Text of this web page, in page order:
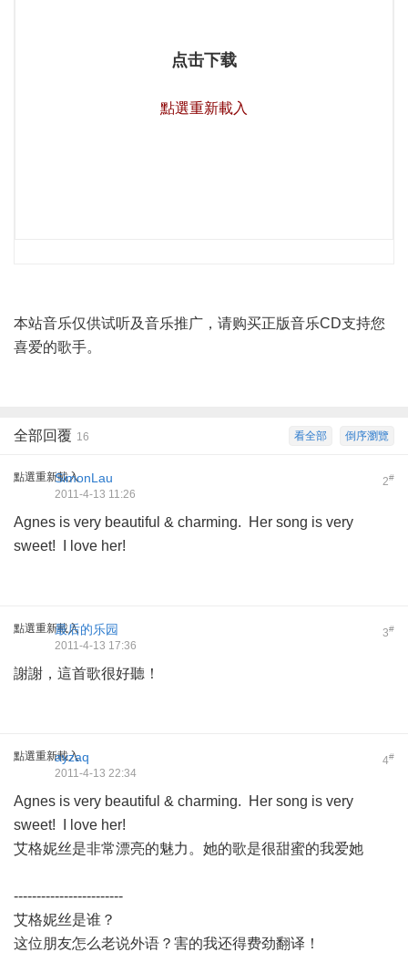
点击下载
點選重新載入
本站音乐仅供试听及音乐推广，请购买正版音乐CD支持您
喜爱的歌手。
倒序瀏覽
看全部
全部回覆 16
點選重新載入 2#
SimonLau
2011-4-13 11:26
Agnes is very beautiful & charming. Her song is very
sweet! I love her!
點選重新載入 3#
最后的乐园
2011-4-13 17:36
謝謝，這首歌很好聽！
點選重新載入 4#
ayzaq
2011-4-13 22:34
Agnes is very beautiful & charming. Her song is very
sweet! I love her!
艾格妮丝是非常漂亮的魅力。她的歌是很甜蜜的我爱她
------------------------
艾格妮丝是谁？
这位朋友怎么老说外语？害的我还得费劲翻译！